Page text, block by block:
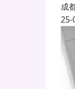
成
25-